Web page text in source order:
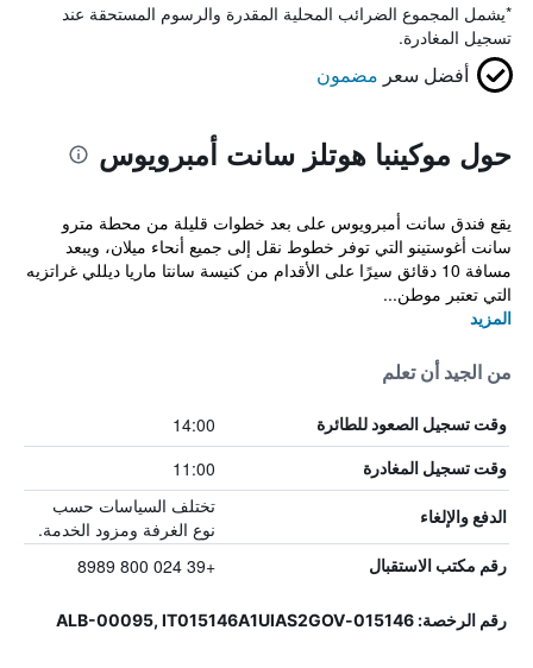
*يشمل المجموع الضرائب المحلية المقدرة والرسوم المستحقة عند
تسجيل المغادرة.
أفضل سعر مضمون
حول موكينبا هوتلز سانت أمبرويوس
يقع فندق سانت أمبرويوس على بعد خطوات قليلة من محطة مترو
سانت أغوستينو التي توفر خطوط نقل إلى جميع أنحاء ميلان، ويبعد
مسافة 10 دقائق سيرًا على الأقدام من كنيسة سانتا ماريا ديللي غراتزيه
التي تعتبر موطن...
المزيد
من الجيد أن تعلم
وقت تسجيل الصعود للطائرة 14:00
وقت تسجيل المغادرة 11:00
الدفع والإلغاء
تختلف السياسات حسب
نوع الغرفة ومزود الخدمة.
رقم مكتب الاستقبال +39 024 800 8989
رقم الرخصة: 015146-ALB-00095, IT015146A1UIAS2GOV